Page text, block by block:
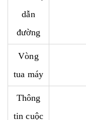
dẫn
đường
Vòng
tua máy
Thông
tin cuộc